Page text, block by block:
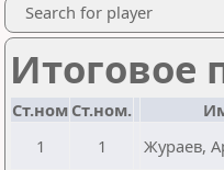
Search for player
Итоговое
Ст.ном Ст.ном.
1
1 Жураев,